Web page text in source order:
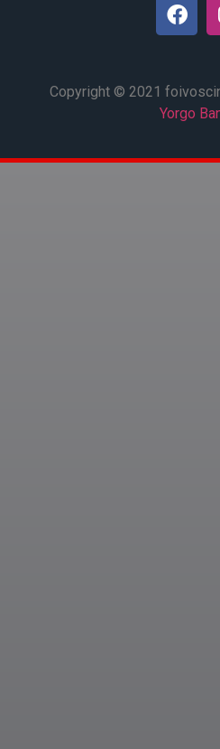
Copyright © 2021
Yorgo